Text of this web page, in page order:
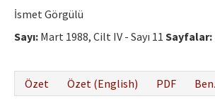
İsmet Görgülü
Sayı: Mart 1988, Cilt IV - Sayı 11 Sayfalar:
Özet
Özet (English) PDF